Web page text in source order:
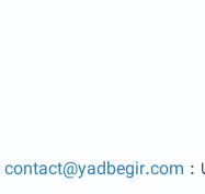
contact@yadbegir.com